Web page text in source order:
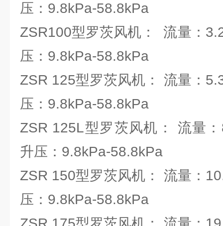
压：9.8kPa-58.8kPa
ZSR100型罗茨风机： 流量
压：9.8kPa-58.8kPa
ZSR 125型罗茨风机： 流量：
压：9.8kPa-58.8kPa
ZSR 125L型罗茨风机： 流量
升压：9.8kPa-58.8kPa
ZSR 150型罗茨风机： 流量：
压：9.8kPa-58.8kPa